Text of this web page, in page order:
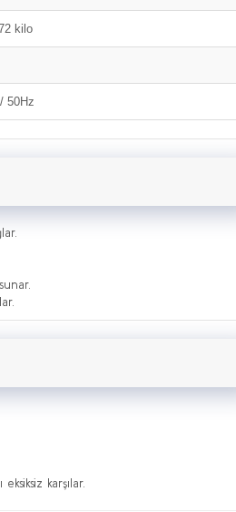
kilo
50Hz
karşılar.